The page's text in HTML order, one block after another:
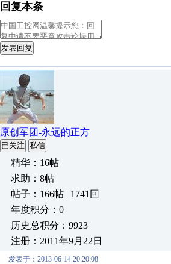
回复本条
发表回复
原创军团-永远的正方
已关注 私信
精华：16帖
求助：8帖
帖子：166帖 | 1741回
年度积分：0
历史总积分：9923
注册：2011年9月22日
发表于：2013-06-14 20:20:08